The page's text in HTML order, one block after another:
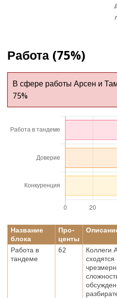
Работа (75%)
В сфере работы Арсен и
75%
Название
блока
Про-
центы
Работа в
тандеме
62
Коллеги